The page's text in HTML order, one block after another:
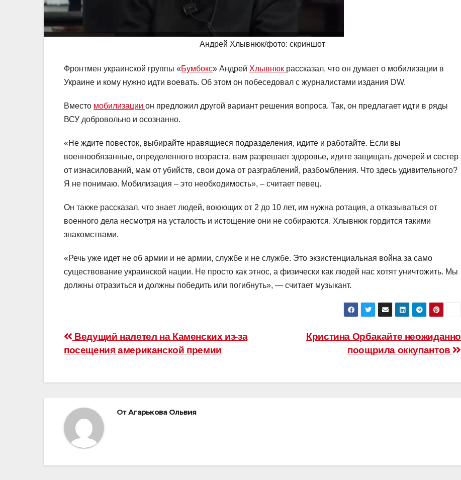
Андрей Хлывнюк/фото: скриншот
Фронтмен украинской группы «Бумбокс» Андрей Хлывнюк рассказал, что он думает о мобилизации в
Украине и кому нужно идти воевать. Об этом он побеседовал с журналистами издания DW.
Вместо мобилизации он предложил другой вариант решения вопроса. Так, он предлагает идти в ряды
ВСУ добровольно и осознанно.
«Не ждите повесток, выбирайте нравящиеся подразделения, идите и работайте. Если вы
военнообязанные, определенного возраста, вам разрешает здоровье, идите защищать дочерей и сестер
от изнасилований, мам от убийств, свои дома от разграблений, разбомбления. Что здесь удивительного?
Я не понимаю. Мобилизация – это необходимость», – считает певец.
Он также рассказал, что знает людей, воюющих от 2 до 10 лет, им нужна ротация, а отказываться от
военного дела несмотря на усталость и истощение они не собираются. Хлывнюк гордится такими
знакомствами.
«Речь уже идет не об армии и не армии, службе и не службе. Это экзистенциальная война за само
существование украинской нации. Не просто как этнос, а физически как людей нас хотят уничтожить. Мы
должны отразиться и должны победить или погибнуть», — считает музыкант.
Навигация
по
записям
Кристина Орбакайте неожиданно
поощрила оккупантов
Ведущий налетел на Каменских из-за
посещения американской премии
ОтАгарькова Ольвия